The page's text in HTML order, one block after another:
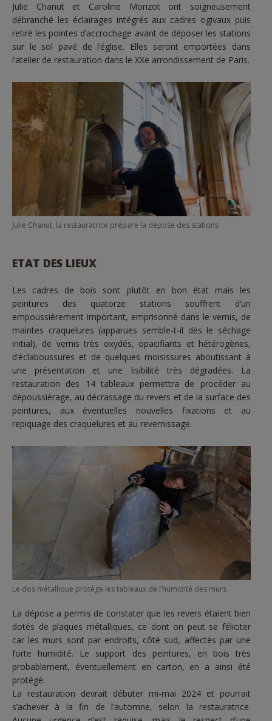
Julie Chanut et Caroline Morizot ont soigneusement
débranché les éclairages intégrés aux cadres ogivaux puis
retiré les pointes d’accrochage avant de déposer les stations
sur le sol pavé de l’église. Elles seront emportées dans
l’atelier de restauration dans le XXe arrondissement de Paris.
Julie Chanut, la restauratrice prépare la dépose des stations
ETAT DES LIEUX
Les cadres de bois sont plutôt en bon état mais les
peintures des quatorze stations souffrent d’un
empoussièrement important, emprisonné dans le vernis, de
maintes craquelures (apparues semble-t-il dès le séchage
initial), de vernis très oxydés, opacifiants et hétérogènes,
d’éclaboussures et de quelques moisissures aboutissant à
une présentation et une lisibilité très dégradées. La
restauration des 14 tableaux permettra de procéder au
dépoussiérage, au décrassage du revers et de la surface des
peintures, aux éventuelles nouvelles fixations et au
repiquage des craquelures et au revernissage.
Le dos métallique protège les tableaux de l’humidité des murs
La dépose a permis de constater que les revers étaient bien
dotés de plaques métalliques, ce dont on peut se féliciter
car les murs sont par endroits, côté sud, affectés par une
forte humidité. Le support des peintures, en bois très
probablement, éventuellement en carton, en a ainsi été
protégé.
La restauration devrait débuter mi-mai 2024 et pourrait
s’achever à la fin de l’automne, selon la restauratrice.